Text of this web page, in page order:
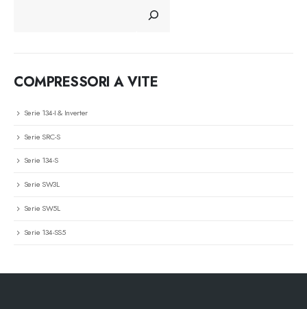
COMPRESSORI A VITE
Serie 134-I & Inverter
Serie SRC-S
Serie 134-S
Serie SW3L
Serie SW5L
Serie 134-SS5